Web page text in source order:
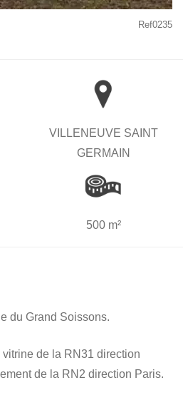
Ref0235
VILLENEUVE SAINT
GERMAIN
500 m²
du Grand Soissons.
de la RN31 direction
de la RN2 direction Paris.